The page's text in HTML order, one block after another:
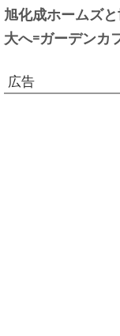
旭化成ホームズ
大へ=ガーデンカ
広告